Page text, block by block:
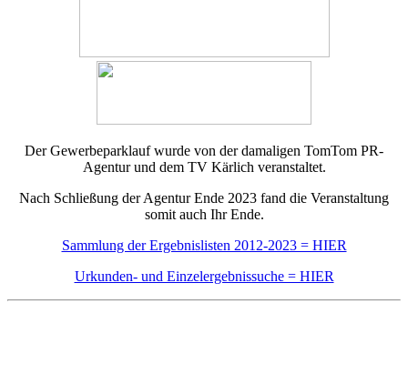
Der Gewerbeparklauf wurde von der damaligen TomTom PR-
Agentur und dem TV Kärlich veranstaltet.
Nach Schließung der Agentur Ende 2023 fand die Veranstaltung
somit auch Ihr Ende.
Sammlung der Ergebnislisten 2012-2023 = HIER
Urkunden- und Einzelergebnissuche = HIER